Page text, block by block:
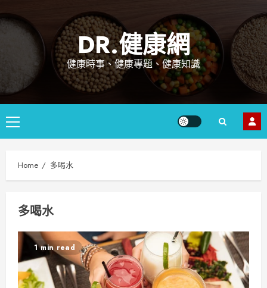
to
content
DR.健康網
健康時事、健康專題、健康知識
Primary
Menu
Home 多喝水
多喝水
1 min read